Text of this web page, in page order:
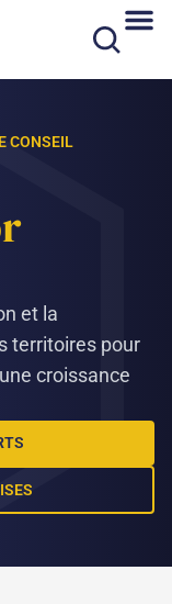
CONSEIL
et la
territoires pour
croissance